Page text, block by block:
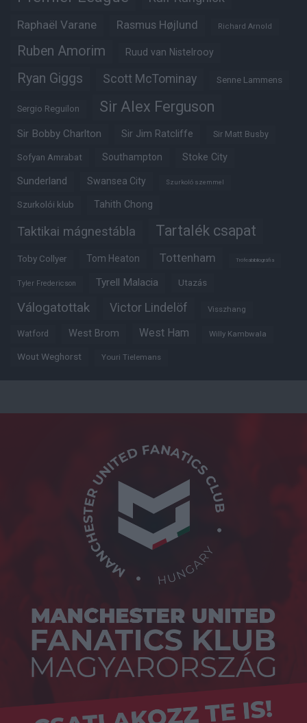
Raphaël Varane Rasmus Højlund Richard Arnold
Ruben Amorim Ruud van Nistelrooy
Ryan Giggs Scott McTominay Senne Lammens
Sergio Reguilon Sir Alex Ferguson
Sir Bobby Charlton Sir Jim Ratcliffe Sir Matt Busby
Sofyan Amrabat Southampton Stoke City
Sunderland Swansea City Szurkoló szemmel
Szurkolói klub Tahith Chong
Taktikai mágnestábla Tartalék csapat
Toby Collyer Tom Heaton Tottenham Trófeabibliográfia
Tyler Fredericson Tyrell Malacia Utazás
Válogatottak Victor Lindelöf Visszhang
Watford West Brom West Ham Willy Kambwala
Wout Weghorst Youri Tielemans